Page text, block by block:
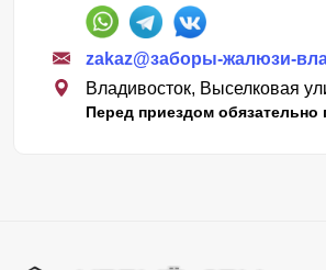
zakaz@заборы-жалюзи-
Владивосток, Выселковая
Перед приездом обязательно